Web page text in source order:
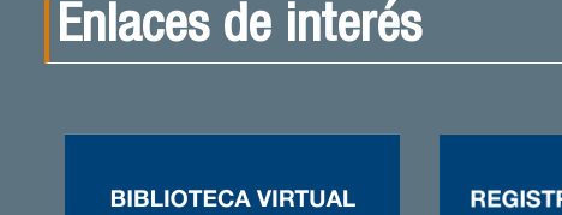
Enlaces de interés